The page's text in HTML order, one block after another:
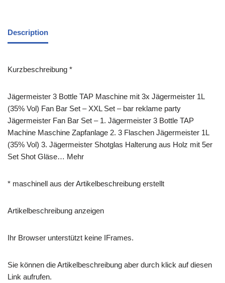
Description
Kurzbeschreibung *
Jägermeister 3 Bottle TAP Maschine mit 3x Jägermeister 1L
(35% Vol) Fan Bar Set – XXL Set – bar reklame party
Jägermeister Fan Bar Set – 1. Jägermeister 3 Bottle TAP
Machine Maschine Zapfanlage 2. 3 Flaschen Jägermeister 1L
(35% Vol) 3. Jägermeister Shotglas Halterung aus Holz mit 5er
Set Shot Gläse… Mehr
* maschinell aus der Artikelbeschreibung erstellt
Artikelbeschreibung anzeigen
Ihr Browser unterstützt keine IFrames.
Sie können die Artikelbeschreibung aber durch klick auf diesen
Link aufrufen.